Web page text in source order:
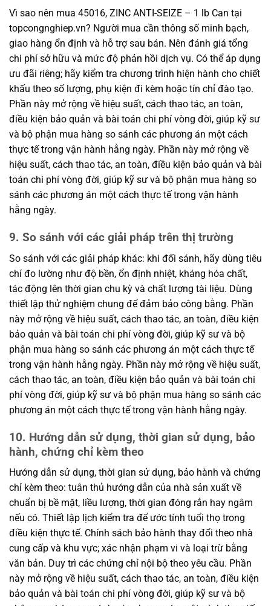
Vì sao nên mua 45016, ZINC ANTI-SEIZE – 1 lb Can tại
topcongnghiep.vn? Người mua cần thông số minh bạch,
giao hàng ổn định và hỗ trợ sau bán. Nên đánh giá tổng
chi phí sở hữu và mức độ phản hồi dịch vụ. Có thể áp dụng
ưu đãi riêng; hãy kiểm tra chương trình hiện hành cho chiết
khấu theo số lượng, phụ kiện đi kèm hoặc tín chỉ đào tạo.
Phần này mở rộng về hiệu suất, cách thao tác, an toàn,
điều kiện bảo quản và bài toán chi phí vòng đời, giúp kỹ sư
và bộ phận mua hàng so sánh các phương án một cách
thực tế trong vận hành hằng ngày. Phần này mở rộng về
hiệu suất, cách thao tác, an toàn, điều kiện bảo quản và bài
toán chi phí vòng đời, giúp kỹ sư và bộ phận mua hàng so
sánh các phương án một cách thực tế trong vận hành
hằng ngày.
9. So sánh với các giải pháp trên thị trường
So sánh với các giải pháp khác: khi đối sánh, hãy dùng tiêu
chí đo lường như độ bền, ổn định nhiệt, kháng hóa chất,
tác động lên thời gian chu kỳ và chất lượng tài liệu. Dùng
thiết lập thử nghiệm chung để đảm bảo công bằng. Phần
này mở rộng về hiệu suất, cách thao tác, an toàn, điều kiện
bảo quản và bài toán chi phí vòng đời, giúp kỹ sư và bộ
phận mua hàng so sánh các phương án một cách thực tế
trong vận hành hằng ngày. Phần này mở rộng về hiệu suất,
cách thao tác, an toàn, điều kiện bảo quản và bài toán chi
phí vòng đời, giúp kỹ sư và bộ phận mua hàng so sánh các
phương án một cách thực tế trong vận hành hằng ngày.
10. Hướng dẫn sử dụng, thời gian sử dụng, bảo
hành, chứng chỉ kèm theo
Hướng dẫn sử dụng, thời gian sử dụng, bảo hành và chứng
chỉ kèm theo: tuân thủ hướng dẫn của nhà sản xuất về
chuẩn bị bề mặt, liều lượng, thời gian đóng rắn hay ngâm
nếu có. Thiết lập lịch kiểm tra để ước tính tuổi thọ trong
điều kiện thực tế. Chính sách bảo hành thay đổi theo nhà
cung cấp và khu vực; xác nhận phạm vi và loại trừ bằng
văn bản. Duy trì các chứng chỉ nội bộ theo yêu cầu. Phần
này mở rộng về hiệu suất, cách thao tác, an toàn, điều kiện
bảo quản và bài toán chi phí vòng đời, giúp kỹ sư và bộ